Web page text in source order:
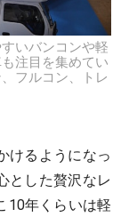
いバンコンや軽
注目を集めてい
フルコン、トレ
けるようになっ
とした贅沢なレ
10年くらいは軽